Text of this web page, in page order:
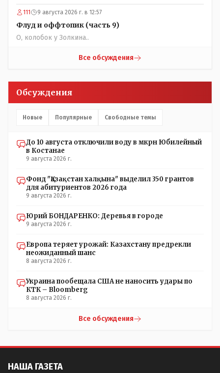
родительского дома по улице Амангельды! А что
случилось то, с целым видом кустарника?
111 9 августа 2026 г. в 12:57
Флуд и оффтопик (часть 9)
О, колобок у Золкина..
Все обсуждения
Обсуждения
Новые Популярные Свободные темы
До 10 августа отключили воду в мкрн Юбилейный
в Костанае
9 августа 2026 г.
Фонд "Қазақстан халқына" выделил 350 грантов
для абитуриентов 2026 года
9 августа 2026 г.
Юрий БОНДАРЕНКО: Деревья в городе
9 августа 2026 г.
Европа теряет урожай: Казахстану предрекли
неожиданный шанс
8 августа 2026 г.
Украина пообещала США не наносить удары по
КТК – Bloomberg
8 августа 2026 г.
Все обсуждения
НАША ГАЗЕТА